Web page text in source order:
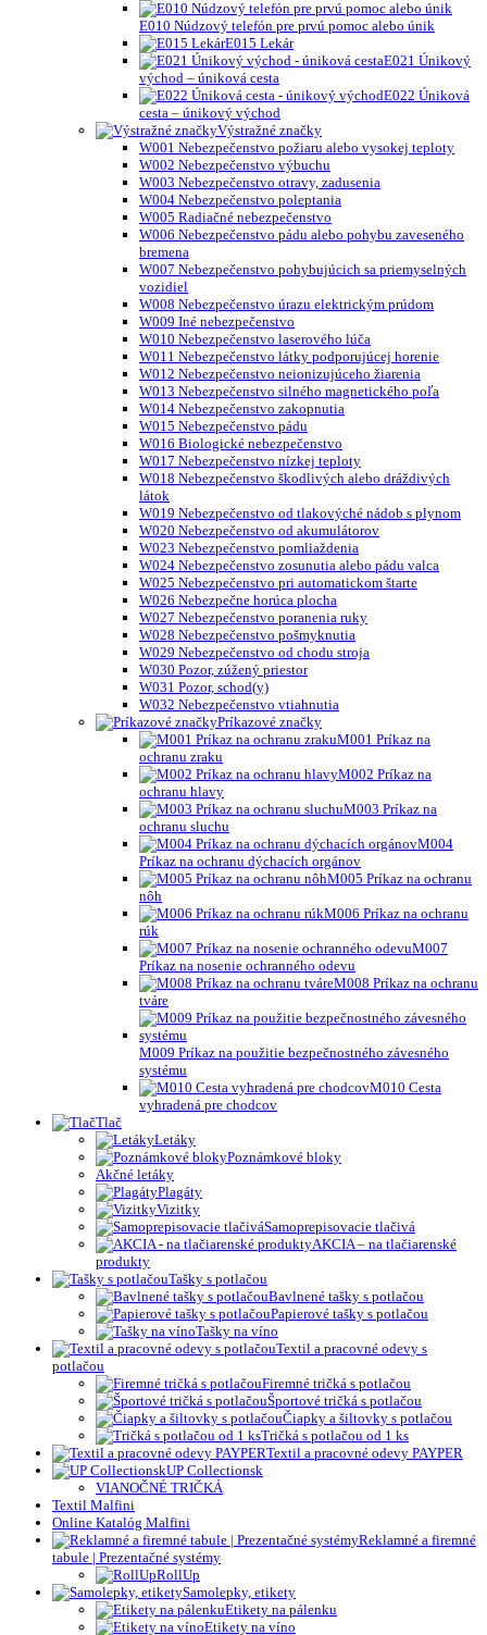
E010 Núdzový telefón pre prvú pomoc alebo únik
E015 Lekár
E021 Únikový
východ – úniková cesta
E022 Úniková
cesta – únikový východ
Výstražné značky
W001 Nebezpečenstvo požiaru alebo vysokej teploty
W002 Nebezpečenstvo výbuchu
W003 Nebezpečenstvo otravy, zadusenia
W004 Nebezpečenstvo poleptania
W005 Radiačné nebezpečenstvo
W006 Nebezpečenstvo pádu alebo pohybu zaveseného
bremena
W007 Nebezpečenstvo pohybujúcich sa priemyselných
vozidiel
W008 Nebezpečenstvo úrazu elektrickým prúdom
W009 Iné nebezpečenstvo
W010 Nebezpečenstvo laserového lúča
W011 Nebezpečenstvo látky podporujúcej horenie
W012 Nebezpečenstvo neionizujúceho žiarenia
W013 Nebezpečenstvo silného magnetického poľa
W014 Nebezpečenstvo zakopnutia
W015 Nebezpečenstvo pádu
W016 Biologické nebezpečenstvo
W017 Nebezpečenstvo nízkej teploty
W018 Nebezpečenstvo škodlivých alebo dráždivých
látok
W019 Nebezpečenstvo od tlakovýché nádob s plynom
W020 Nebezpečenstvo od akumulátorov
W023 Nebezpečenstvo pomliaždenia
W024 Nebezpečenstvo zosunutia alebo pádu valca
W025 Nebezpečenstvo pri automatickom štarte
W026 Nebezpečne horúca plocha
W027 Nebezpečenstvo poranenia ruky
W028 Nebezpečenstvo pošmyknutia
W029 Nebezpečenstvo od chodu stroja
W030 Pozor, zúžený priestor
W031 Pozor, schod(y)
W032 Nebezpečenstvo vtiahnutia
Príkazové značky
M001 Príkaz na
ochranu zraku
M002 Príkaz na
ochranu hlavy
M003 Príkaz na
ochranu sluchu
M004
Príkaz na ochranu dýchacích orgánov
M005 Príkaz na ochranu
nôh
M006 Príkaz na ochranu
rúk
M007
Príkaz na nosenie ochranného odevu
M008 Príkaz na ochranu
tváre
M009 Príkaz na použitie bezpečnostného závesného
systému
M010 Cesta
vyhradená pre chodcov
Tlač
Letáky
Poznámkové bloky
Akčné letáky
Plagáty
Vizitky
Samoprepisovacie tlačivá
AKCIA – na tlačiarenské
produkty
Tašky s potlačou
Bavlnené tašky s potlačou
Papierové tašky s potlačou
Tašky na víno
Textil a pracovné odevy s
potlačou
Firemné tričká s potlačou
Športové tričká s potlačou
Čiapky a šiltovky s potlačou
Tričká s potlačou od 1 ks
Textil a pracovné odevy PAYPER
UP Collectionsk
VIANOČNÉ TRIČKÁ
Textil Malfini
Online Katalóg Malfini
Reklamné a firemné
tabule | Prezentačné systémy
RollUp
Samolepky, etikety
Etikety na pálenku
Etikety na víno